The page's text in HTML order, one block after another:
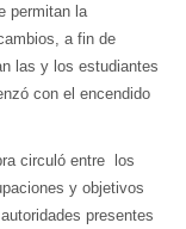
permitan la
a fin de
las y los estudiantes
con el encendido
circuló entre los
y objetivos
presentes